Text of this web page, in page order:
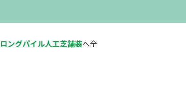
ロングパイル人工芝舗装へ全